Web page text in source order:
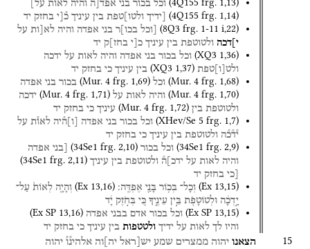
(4Q155 frg. 1,13) וכל בכור בני אפ֯ד֯[ה והיה לאות על]
(4Q155 frg. 1,14) [ידיך ולטו]טפת בין עיניך כ֯[י בחזק יד
(8Q3 frg. 1-11 i,22) [וכל בכו]ר בני אפדה והיה לא[ות על
י]דכה ולטוטפת בין עיניך כ[י בחז]ק יד
(XQ3 1,36) וכל בכור בני אפדה והיה לאות על ידכה
ולט ו טפת (XQ3 1,37) בין עיניך כי בחזק יד
(Mur. 4 frg. 1,68) וכל (Mur. 4 frg. 1,69) בכור בני אפדה
(Mur. 4 frg. 1,70) והיה לאות על (Mur. 4 frg. 1,71)
ידכה
ולטוטפת בין (Mur. 4 frg. 1,72) עיניך כי בחזק יד
(XHev/Se 5 frg. 1,7) וכל בכור בני אפדה ו ה֯יה לאו֯ת על
י֯ד֯כ֯ה ולטוטפת בין עיניך כי בחזק יד
(34Se1 frg. 2,9) וכל בכור (34Se1 frg. 2,10) [בני אפדה
והיה לאות על ידכ]ה֯ ולטוטפת בין עיניך (34Se1 frg. 2,11)
[כי בחזק יד
(Ex 13,15) וְכָל־ בְּכ֥וֹר בָּנַ֖י אֶפְדֶּֽה׃ (Ex 13,16) וְהָיָ֤ה לְאוֹת֙ עַל־
יָ֣דְכָ֔ה וּלְטוֹטָפֹ֖ת בֵּ֣ין עֵינֶ֑יךָ כִּ֚י בְּחֹ֣זֶק יָ֔ד
(Ex SP 13,15) וכל בכור אדם בבני אפדה (Ex SP 13,16)
והיו לך לאות על ידיך ולטטפות בין עיניך כי בחזק יד
15 הצאנו יהוה ממצרים שמע יש[ראל יה]וה אלהינ֯ו֯ יהוה